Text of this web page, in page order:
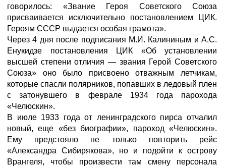
говорилось: «Звание Героя Советского Союза
присваивается исключительно постановлением ЦИК.
Героям СССР выдается особая грамота».
Через 4 дня после подписания М.И. Калининым и А.С.
Енукидзе постановления ЦИК «Об установлении
высшей степени отличия — звания Герой Советского
Союза» оно было присвоено отважным летчикам,
которые спасли полярников, попавших в ледовый плен
с затонувшего в феврале 1934 года парохода
«Челюскин».
В июле 1933 года от ленинградского пирса отчалил
новый, еще «без биографии», пароход «Челюскин».
Ему предстояло не только повторить рейс
«Александра Сибирякова», но и подойти к острову
Врангеля, чтобы произвести там смену персонала